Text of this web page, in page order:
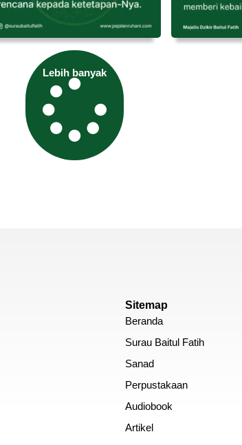
Lebih banyak
Sitemap
Beranda
Surau Baitul Fatih
Sanad
Perpustakaan
Audiobook
Artikel